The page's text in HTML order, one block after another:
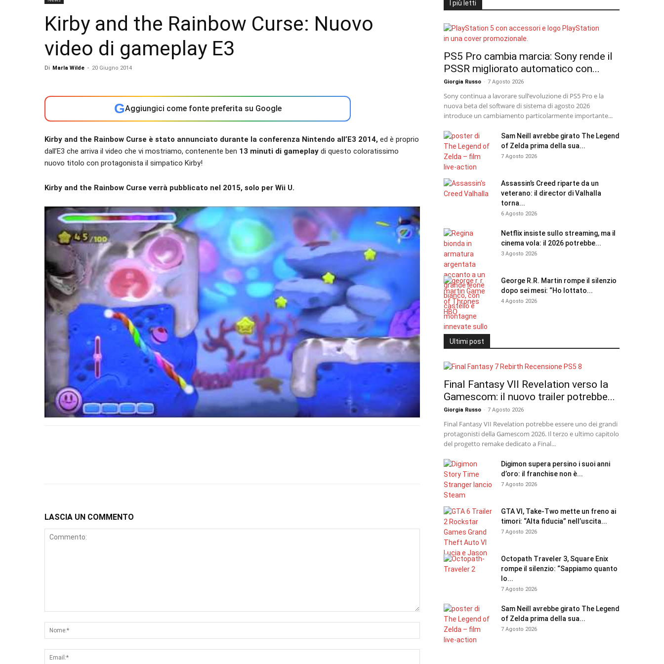
Kirby and the Rainbow Curse: Nuovo
video di gameplay E3
Di Marla Wilde - 20 Giugno 2014
GAggiungici come fonte preferita su Google
Kirby and the Rainbow Curse è stato annunciato durante la conferenza Nintendo all’E3 2014, ed è proprio
dall’E3 che arriva il video che vi mostriamo, contenente ben 13 minuti di gameplay di questo coloratissimo
nuovo titolo con protagonista il simpatico Kirby!
Kirby and the Rainbow Curse verrà pubblicato nel 2015, solo per Wii U.
LASCIA UN COMMENTO
I più letti
PS5 Pro cambia marcia: Sony rende il
PSSR migliorato automatico con...
Giorgia Russo - 7 Agosto 2026
Sony continua a lavorare sull’evoluzione di PS5 Pro e la
nuova beta del software di sistema di agosto 2026
introduce un cambiamento particolarmente importante...
Sam Neill avrebbe girato The Legend
of Zelda prima della sua...
7 Agosto 2026
Assassin’s Creed riparte da un
veterano: il director di Valhalla
torna...
6 Agosto 2026
Netflix insiste sullo streaming, ma il
cinema vola: il 2026 potrebbe...
3 Agosto 2026
George R.R. Martin rompe il silenzio
dopo sei mesi: “Ho lottato...
4 Agosto 2026
Ultimi post
Final Fantasy VII Revelation verso la
Gamescom: il nuovo trailer potrebbe...
Giorgia Russo - 7 Agosto 2026
Final Fantasy VII Revelation potrebbe essere uno dei grandi
protagonisti della Gamescom 2026. Il terzo e ultimo capitolo
del progetto remake dedicato a Final...
Digimon supera persino i suoi anni
d’oro: il franchise non è...
7 Agosto 2026
GTA VI, Take-Two mette un freno ai
timori: “Alta fiducia” nell’uscita...
7 Agosto 2026
Octopath Traveler 3, Square Enix
rompe il silenzio: “Sappiamo quanto
lo...
7 Agosto 2026
Sam Neill avrebbe girato The Legend
of Zelda prima della sua...
7 Agosto 2026